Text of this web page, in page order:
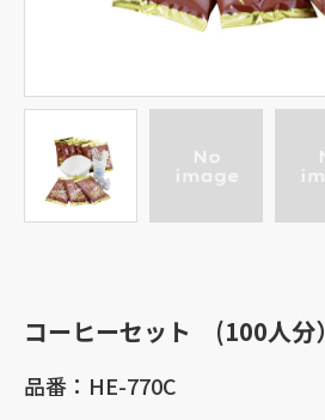
コーヒーセット (100人分）
品番：HE-770C